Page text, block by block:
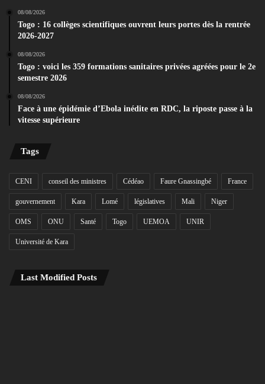
08/08/2026
Togo : 16 collèges scientifiques ouvrent leurs portes dès la rentrée
2026-2027
08/08/2026
Togo : voici les 359 formations sanitaires privées agréées pour le 2e
semestre 2026
08/08/2026
Face à une épidémie d’Ebola inédite en RDC, la riposte passe à la
vitesse supérieure
Tags
CENI conseil des ministres Cédéao Faure Gnassingbé France
gouvernement Kara Lomé législatives Mali Niger
OMS ONU Santé Togo UEMOA UNIR
Université de Kara
Last Modified Posts